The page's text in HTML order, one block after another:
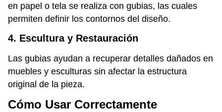
en papel o tela se realiza con gubias, las cuales
permiten definir los contornos del diseño.
4. Escultura y Restauración
Las gubias ayudan a recuperar detalles dañados en
muebles y esculturas sin afectar la estructura
original de la pieza.
Cómo Usar Correctamente